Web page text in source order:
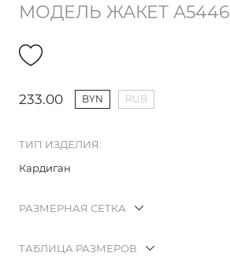
МОДЕЛЬ ЖАКЕТ А5446
233.00 BYN RUB
ТИП ИЗДЕЛИЯ:
Кардиган
РАЗМЕРНАЯ СЕТКА
ТАБЛИЦА РАЗМЕРОВ